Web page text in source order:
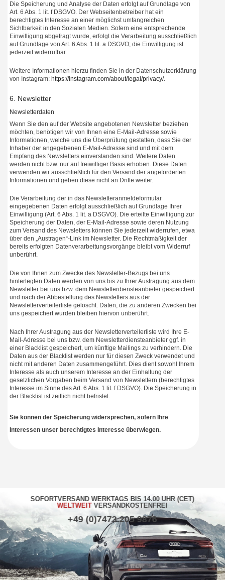
Die Speicherung und Analyse der Daten erfolgt auf Grundlage von
Art. 6 Abs. 1 lit. f DSGVO. Der Webseitenbetreiber hat ein
berechtigtes Interesse an einer möglichst umfangreichen
Sichtbarkeit in den Sozialen Medien. Sofern eine entsprechende
Einwilligung abgefragt wurde, erfolgt die Verarbeitung ausschließlich
auf Grundlage von Art. 6 Abs. 1 lit. a DSGVO; die Einwilligung ist
jederzeit widerrufbar.
Weitere Informationen hierzu finden Sie in der Datenschutzerklärung
von Instagram: https://instagram.com/about/legal/privacy/.
6. Newsletter
Newsletterdaten
Wenn Sie den auf der Website angebotenen Newsletter beziehen
möchten, benötigen wir von Ihnen eine E-Mail-Adresse sowie
Informationen, welche uns die Überprüfung gestatten, dass Sie der
Inhaber der angegebenen E-Mail-Adresse sind und mit dem
Empfang des Newsletters einverstanden sind. Weitere Daten
werden nicht bzw. nur auf freiwilliger Basis erhoben. Diese Daten
verwenden wir ausschließlich für den Versand der angeforderten
Informationen und geben diese nicht an Dritte weiter.
Die Verarbeitung der in das Newsletteranmeldeformular
eingegebenen Daten erfolgt ausschließlich auf Grundlage Ihrer
Einwilligung (Art. 6 Abs. 1 lit. a DSGVO). Die erteilte Einwilligung zur
Speicherung der Daten, der E-Mail-Adresse sowie deren Nutzung
zum Versand des Newsletters können Sie jederzeit widerrufen, etwa
über den „Austragen“-Link im Newsletter. Die Rechtmäßigkeit der
bereits erfolgten Datenverarbeitungsvorgänge bleibt vom Widerruf
unberührt.
Die von Ihnen zum Zwecke des Newsletter-Bezugs bei uns
hinterlegten Daten werden von uns bis zu Ihrer Austragung aus dem
Newsletter bei uns bzw. dem Newsletterdiensteanbieter gespeichert
und nach der Abbestellung des Newsletters aus der
Newsletterverteilerliste gelöscht. Daten, die zu anderen Zwecken bei
uns gespeichert wurden bleiben hiervon unberührt.
Nach Ihrer Austragung aus der Newsletterverteilerliste wird Ihre E-
Mail-Adresse bei uns bzw. dem Newsletterdiensteanbieter ggf. in
einer Blacklist gespeichert, um künftige Mailings zu verhindern. Die
Daten aus der Blacklist werden nur für diesen Zweck verwendet und
nicht mit anderen Daten zusammengeführt. Dies dient sowohl Ihrem
Interesse als auch unserem Interesse an der Einhaltung der
gesetzlichen Vorgaben beim Versand von Newslettern (berechtigtes
Interesse im Sinne des Art. 6 Abs. 1 lit. f DSGVO). Die Speicherung in
der Blacklist ist zeitlich nicht befristet.
Sie können der Speicherung widersprechen, sofern Ihre
Interessen unser berechtigtes Interesse überwiegen.
SOFORTVERSAND WERKTAGS BIS 14.00 UHR (CET)
WELTWEITVERSANDKOSTENFREI
+49 (0)7473 205 9876